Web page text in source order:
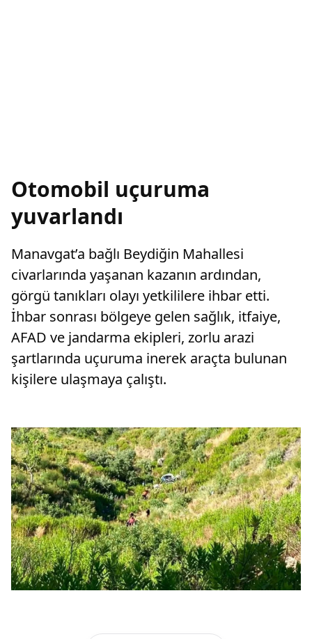
Otomobil uçuruma
yuvarlandı
Manavgat’a bağlı Beydiğin Mahallesi
civarlarında yaşanan kazanın ardından,
görgü tanıkları olayı yetkililere ihbar etti.
İhbar sonrası bölgeye gelen sağlık, itfaiye,
AFAD ve jandarma ekipleri, zorlu arazi
şartlarında uçuruma inerek araçta bulunan
kişilere ulaşmaya çalıştı.